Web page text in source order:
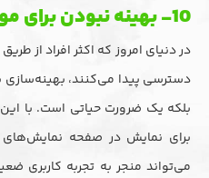
10- بهینه نبودن برای موبایل
در دنیای امروز که اکثر افراد از
دسترسی پیدا می‌کنند، بهینه‌سازی
بلکه یک ضرورت حیاتی است. با
برای نمایش در صفحه
می‌تواند منجر به تجربه کاربری